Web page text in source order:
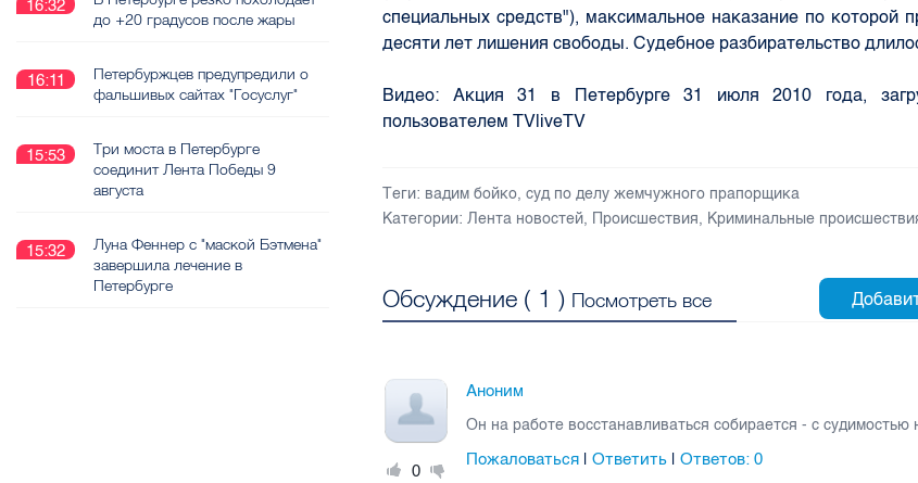
специальных средств"), максимальное наказание по которой
десяти лет лишения свободы. Судебное разбирательство
Видео: Акция 31 в Петербурге 31 июля 2010 года,
пользователем TVliveTV
Теги: вадим бойко,суд по делу жемчужного прапорщика
Категории: Лента новостей, Происшествия, Криминальные
Обсуждение ( 1 ) Посмотреть все
0
Аноним
Он на работе восстанавливаться собирается - с судимостью
Пожаловаться |Ответить |Ответов:0
16:32
до +20 градусов после жары
16:11
Петербуржцев предупредили о
фальшивых сайтах "Госуслуг"
15:53
Три моста в Петербурге
соединит Лента Победы 9
августа
15:32
Луна Феннер с "маской Бэтмена"
завершила лечение в
Петербурге